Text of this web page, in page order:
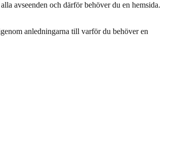
avseenden och därför behöver du en hemsida.
anledningarna till varför du behöver en